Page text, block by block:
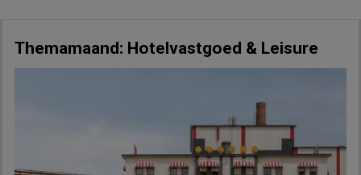
Themamaand: Hotelvastgoed & Leisure